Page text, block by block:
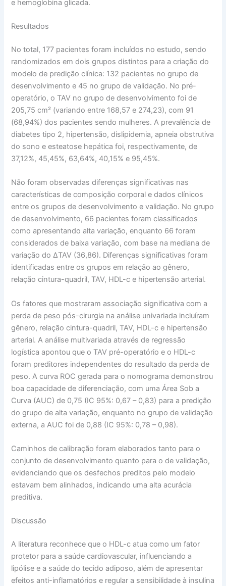
e hemoglobina glicada.
Resultados
No total, 177 pacientes foram incluídos no estudo, sendo
randomizados em dois grupos distintos para a criação do
modelo de predição clínica: 132 pacientes no grupo de
desenvolvimento e 45 no grupo de validação. No pré-
operatório, o TAV no grupo de desenvolvimento foi de
205,75 cm² (variando entre 168,57 e 274,23), com 91
(68,94%) dos pacientes sendo mulheres. A prevalência de
diabetes tipo 2, hipertensão, dislipidemia, apneia obstrutiva
do sono e esteatose hepática foi, respectivamente, de
37,12%, 45,45%, 63,64%, 40,15% e 95,45%.
Não foram observadas diferenças significativas nas
características de composição corporal e dados clínicos
entre os grupos de desenvolvimento e validação. No grupo
de desenvolvimento, 66 pacientes foram classificados
como apresentando alta variação, enquanto 66 foram
considerados de baixa variação, com base na mediana de
variação do ΔTAV (36,86). Diferenças significativas foram
identificadas entre os grupos em relação ao gênero,
relação cintura-quadril, TAV, HDL-c e hipertensão arterial.
Os fatores que mostraram associação significativa com a
perda de peso pós-cirurgia na análise univariada incluíram
gênero, relação cintura-quadril, TAV, HDL-c e hipertensão
arterial. A análise multivariada através de regressão
logística apontou que o TAV pré-operatório e o HDL-c
foram preditores independentes do resultado da perda de
peso. A curva ROC gerada para o nomograma demonstrou
boa capacidade de diferenciação, com uma Área Sob a
Curva (AUC) de 0,75 (IC 95%: 0,67 – 0,83) para a predição
do grupo de alta variação, enquanto no grupo de validação
externa, a AUC foi de 0,88 (IC 95%: 0,78 – 0,98).
Caminhos de calibração foram elaborados tanto para o
conjunto de desenvolvimento quanto para o de validação,
evidenciando que os desfechos preditos pelo modelo
estavam bem alinhados, indicando uma alta acurácia
preditiva.
Discussão
A literatura reconhece que o HDL-c atua como um fator
protetor para a saúde cardiovascular, influenciando a
lipólise e a saúde do tecido adiposo, além de apresentar
efeitos anti-inflamatórios e regular a sensibilidade à insulina